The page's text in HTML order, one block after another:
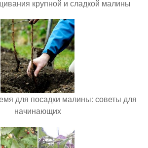
крупной и сладкой малины
для посадки малины: советы для
начинающих